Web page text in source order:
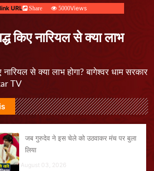
URL Share 5000Views
किए नारियल से क्या लाभ
नारियल से क्या लाभ होगा? बागेश्वर धाम सरकार
TV
जब गुरुदेव ने इस चेले को उठवाकर मंच पर बुला
लिया
August 03, 2026